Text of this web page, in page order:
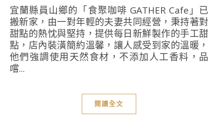
宜蘭縣員山鄉的「食聚咖啡 GATHER Cafe」已
搬新家，由一對年輕的夫妻共同經營，秉持著對
甜點的熱忱與堅持，提供每日新鮮製作的手工甜
點，店內裝潢簡約溫馨，讓人感受到家的溫暖，
他們強調使用天然食材，不添加人工香料，品
嚐...
閱讀全文